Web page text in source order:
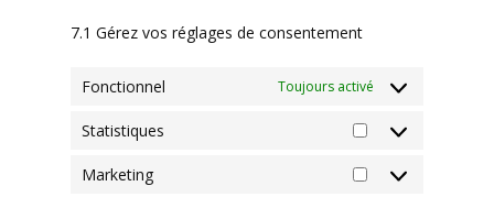
7.1 Gérez vos réglages de consentement
Fonctionnel Toujours activé
Statistiques
Statistiques
Marketing
Marketing